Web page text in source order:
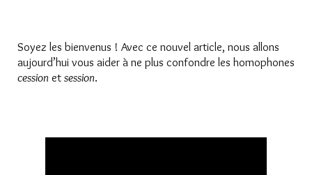
Soyez les bienvenus ! Avec ce nouvel article, nous allons
aujourd’hui vous aider à ne plus confondre les homophones
cession et session.